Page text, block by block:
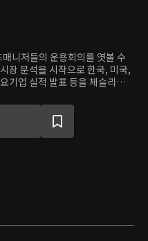
니저들의 운용회의를 엿볼 수
장 분석을 시작으로 한국, 미국,
업 실적 발표 등을 체슬리투자